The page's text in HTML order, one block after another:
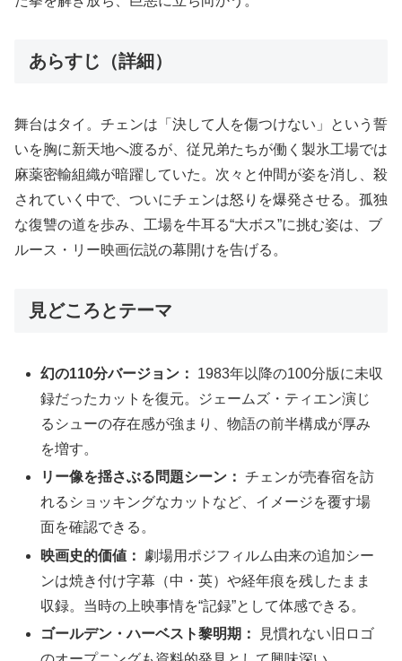
あらすじ（詳細）
舞台はタイ。チェンは「決して人を傷つけない」という誓
いを胸に新天地へ渡るが、従兄弟たちが働く製氷工場では
麻薬密輸組織が暗躍していた。次々と仲間が姿を消し、殺
されていく中で、ついにチェンは怒りを爆発させる。孤独
な復讐の道を歩み、工場を牛耳る“大ボス”に挑む姿は、ブ
ルース・リー映画伝説の幕開けを告げる。
見どころとテーマ
幻の110分バージョン：
1983年以降の100分版に未収
録だったカットを復元。ジェームズ・ティエン演じ
るシューの存在感が強まり、物語の前半構成が厚み
を増す。
リー像を揺さぶる問題シーン： チェンが売春宿を訪
れるショッキングなカットなど、イメージを覆す場
面を確認できる。
映画史的価値：
劇場用ポジフィルム由来の追加シー
ンは焼き付け字幕（中・英）や経年痕を残したまま
収録。当時の上映事情を“記録”として体感できる。
ゴールデン・ハーベスト黎明期：
見慣れない旧ロゴ